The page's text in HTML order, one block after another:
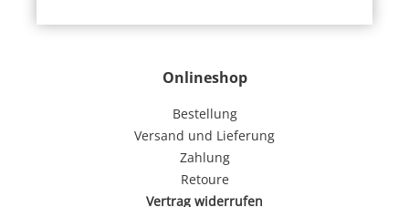
Onlineshop
Bestellung
Versand und Lieferung
Zahlung
Retoure
Vertrag widerrufen